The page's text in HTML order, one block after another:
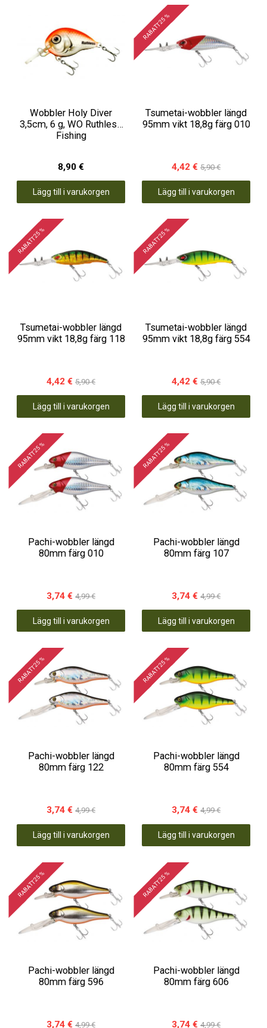
Wobbler Holy Diver
3,5cm, 6 g, WO Ruthless
Fishing
8,90 €
Lägg till i varukorgen
RABATT 25 %
Tsumetai-wobbler längd
95mm vikt 18,8g färg 010
4,42 € 5,90 €
Lägg till i varukorgen
RABATT 25 %
Tsumetai-wobbler längd
95mm vikt 18,8g färg 118
4,42 € 5,90 €
Lägg till i varukorgen
RABATT 25 %
Tsumetai-wobbler längd
95mm vikt 18,8g färg 554
4,42 € 5,90 €
Lägg till i varukorgen
RABATT 25 %
Pachi-wobbler längd
80mm färg 010
3,74 € 4,99 €
Lägg till i varukorgen
RABATT 25 %
Pachi-wobbler längd
80mm färg 107
3,74 € 4,99 €
Lägg till i varukorgen
RABATT 25 %
Pachi-wobbler längd
80mm färg 122
3,74 € 4,99 €
Lägg till i varukorgen
RABATT 25 %
Pachi-wobbler längd
80mm färg 554
3,74 € 4,99 €
Lägg till i varukorgen
RABATT 25 %
Pachi-wobbler längd
80mm färg 596
3,74 € 4,99 €
RABATT 25 %
Pachi-wobbler längd
80mm färg 606
3,74 € 4,99 €